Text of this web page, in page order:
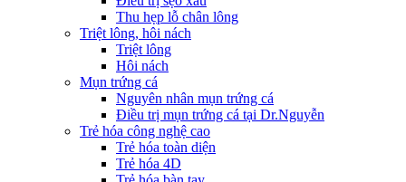
Thu hẹp lỗ chân lông
Triệt lông, hôi nách
Triệt lông
Hôi nách
Mụn trứng cá
Nguyên nhân mụn trứng cá
Điều trị mụn trứng cá tại Dr.Nguyễn
Trẻ hóa công nghệ cao
Trẻ hóa toàn diện
Trẻ hóa 4D